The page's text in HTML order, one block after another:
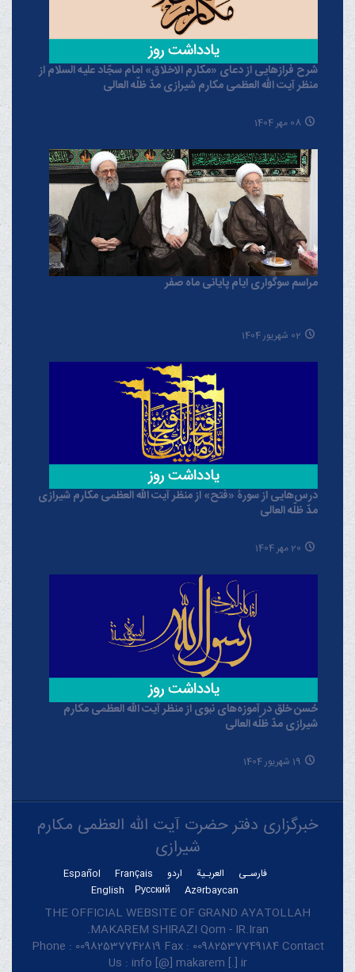
شرح فرازهایی از دعای «مکارم الاخلاق» امام سجّاد علیه السلام از
منظر آیت الله العظمی مکارم شیرازی مدّ ظلّه العالی
08 مهر 1404
مراسم سوگواری ایام پایانی ماه صفر
02 شهریور 1404
درس‌هایی از سورۀ «فتح» از منظر آیت الله العظمی مکارم شیرازی
مدّ ظلّه العالی
20 مهر 1404
حُسن خلق در آموزه‌های نبوی از منظر آیت الله العظمی مکارم
شیرازی مدّ ظلّه العالی
19 شهریور 1404
خبرگزاری دفتر حضرت آیت الله العظمی مکارم
شیرازی
فارسـی العربـیة اردو Français
Español
Azərbaycan
Русский
English
THE OFFICIAL WEBSITE OF GRAND AYATOLLAH
MAKAREM SHIRAZI Qom - IR.Iran.
Phone : 00982537742819 Fax : 00982537749184 Contact
Us : info [@] makarem [.] ir